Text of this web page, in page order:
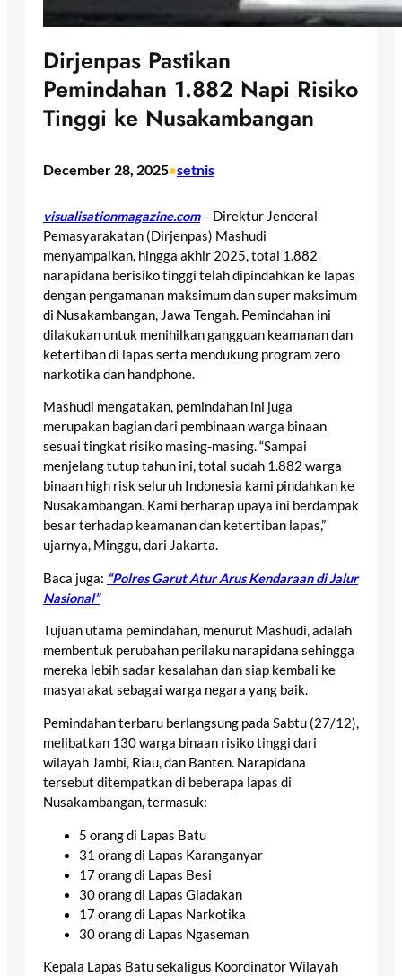
Dirjenpas Pastikan
Pemindahan 1.882 Napi Risiko
Tinggi ke Nusakambangan
December 28, 2025•setnis
visualisationmagazine.com– Direktur Jenderal
Pemasyarakatan (Dirjenpas) Mashudi
menyampaikan, hingga akhir 2025, total 1.882
narapidana berisiko tinggi telah dipindahkan ke lapas
dengan pengamanan maksimum dan super maksimum
di Nusakambangan, Jawa Tengah. Pemindahan ini
dilakukan untuk menihilkan gangguan keamanan dan
ketertiban di lapas serta mendukung program zero
narkotika dan handphone.
Mashudi mengatakan, pemindahan ini juga
merupakan bagian dari pembinaan warga binaan
sesuai tingkat risiko masing-masing. “Sampai
menjelang tutup tahun ini, total sudah 1.882 warga
binaan high risk seluruh Indonesia kami pindahkan ke
Nusakambangan. Kami berharap upaya ini berdampak
besar terhadap keamanan dan ketertiban lapas,”
ujarnya, Minggu, dari Jakarta.
Baca juga: “Polres Garut Atur Arus Kendaraan di Jalur
Nasional”
Tujuan utama pemindahan, menurut Mashudi, adalah
membentuk perubahan perilaku narapidana sehingga
mereka lebih sadar kesalahan dan siap kembali ke
masyarakat sebagai warga negara yang baik.
Pemindahan terbaru berlangsung pada Sabtu (27/12),
melibatkan 130 warga binaan risiko tinggi dari
wilayah Jambi, Riau, dan Banten. Narapidana
tersebut ditempatkan di beberapa lapas di
Nusakambangan, termasuk:
5 orang di Lapas Batu
31 orang di Lapas Karanganyar
17 orang di Lapas Besi
30 orang di Lapas Gladakan
17 orang di Lapas Narkotika
30 orang di Lapas Ngaseman
Kepala Lapas Batu sekaligus Koordinator Wilayah